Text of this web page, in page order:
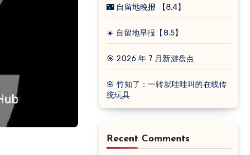
🌃 自留地晚报 【8.4】
☀️ 自留地早报【8.5】
🎯 2026 年 7 月新游盘点
🌸 竹知了：一转就哇哇叫的在线传
统玩具
Recent Comments